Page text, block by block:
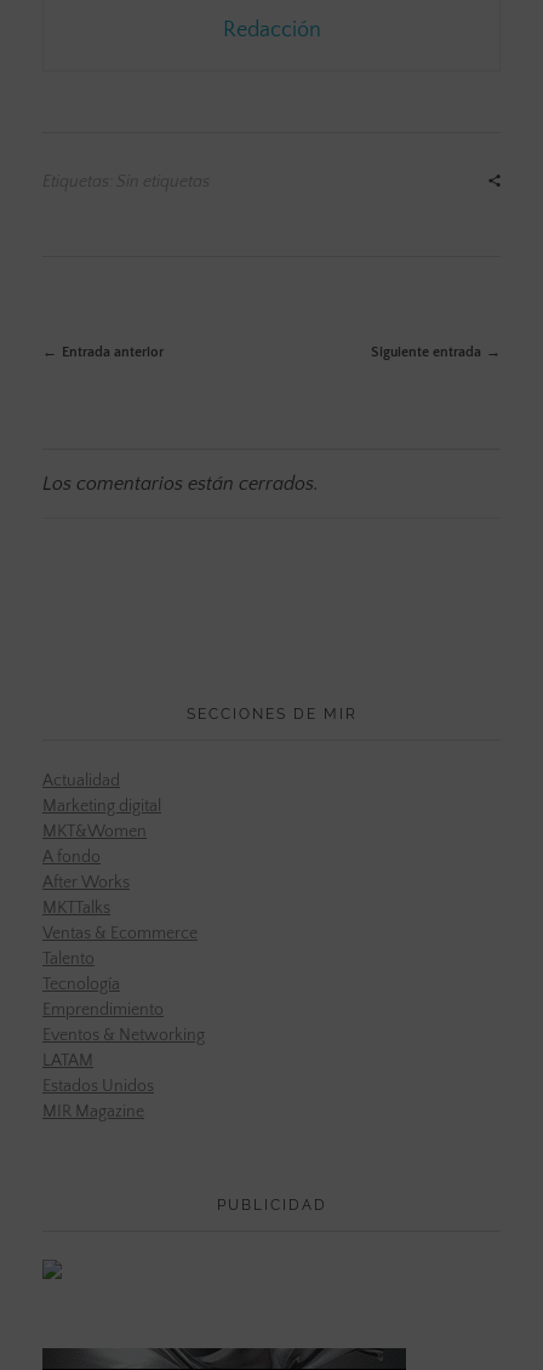
Redacción
Etiquetas: Sin etiquetas
Entrada anterior Siguiente entrada
Los comentarios están cerrados.
SECCIONES DE MIR
Actualidad
Marketing digital
MKT&Women
A fondo
After Works
MKTTalks
Ventas & Ecommerce
Talento
Tecnología
Emprendimiento
Eventos & Networking
LATAM
Estados Unidos
MIR Magazine
PUBLICIDAD